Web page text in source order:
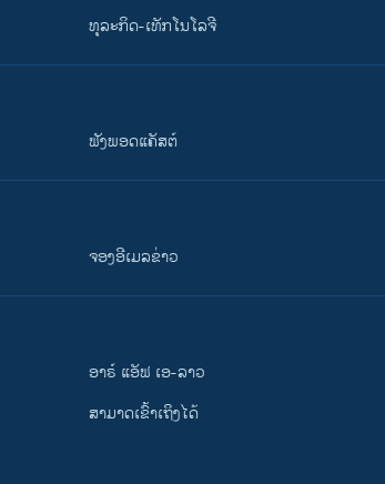
ທຸລະກິດ-ເທັກໂນໂລຈີ
ຟັງພອດແຄັສຕ໌
ຈອງອີເມລຂ່າວ
ອາຣ໌ ແອັຟ ເອ-ລາວ
ສາມາດເຂົ້າເຖິງໄດ້